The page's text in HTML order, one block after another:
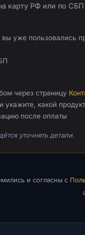
карту РФ или по
уже пользовались
через страницу
какой
после оплаты
уточнять детали.
и согласны с